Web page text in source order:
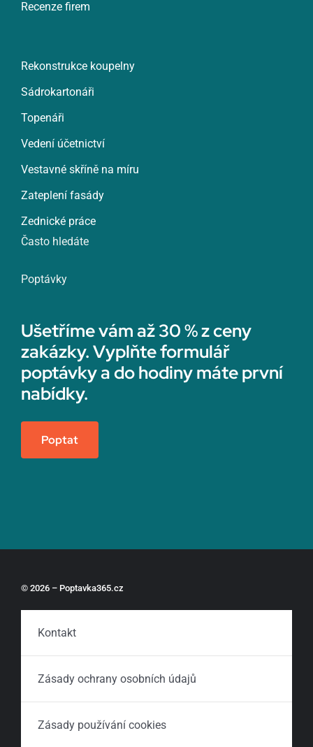
Recenze firem
Rekonstrukce koupelny
Sádrokartonáři
Topenáři
Vedení účetnictví
Vestavné skříně na míru
Zateplení fasády
Zednické práce
Často hledáte
Poptávky
Ušetříme vám až 30 % z ceny
zakázky. Vyplňte formulář
poptávky a do hodiny máte první
nabídky.
Poptat
© 2026 – Poptavka365.cz
Kontakt
Zásady ochrany osobních údajů
Zásady používání cookies